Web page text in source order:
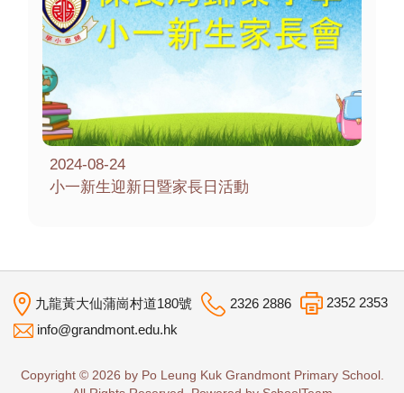
2024-08-24
小一新生迎新日暨家長日活動
九龍黃大仙蒲崗村道180號 2326 2886
2352 2353
info@grandmont.edu.hk
Copyright © 2026 by Po Leung Kuk Grandmont Primary School.